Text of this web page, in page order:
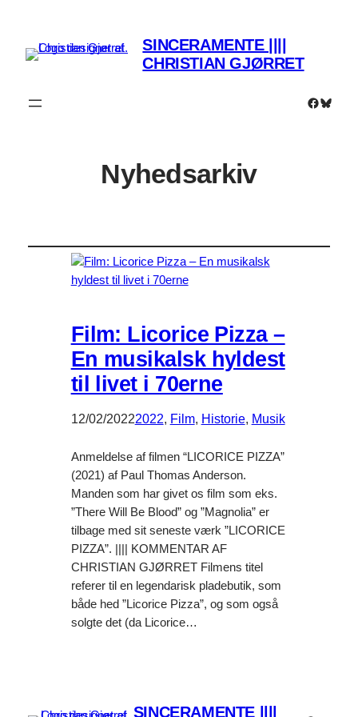
SINCERAMENTE ||||
CHRISTIAN GJØRRET
Nyhedsarkiv
Film: Licorice Pizza –
En musikalsk hyldest
til livet i 70erne
12/02/20222022, Film, Historie, Musik
Anmeldelse af filmen “LICORICE PIZZA”
(2021) af Paul Thomas Anderson.
Manden som har givet os film som eks.
”There Will Be Blood” og ”Magnolia” er
tilbage med sit seneste værk ”LICORICE
PIZZA”. |||| KOMMENTAR AF
CHRISTIAN GJØRRET Filmens titel
referer til en legendarisk pladebutik, som
både hed ”Licorice Pizza”, og som også
solgte det (da Licorice…
SINCERAMENTE ||||